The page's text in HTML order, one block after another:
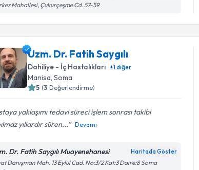
Mahallesi, Çukurçeşme Cd. 57-59
Uzm. Dr. Fatih Saygılı
Dahiliye - İç Hastalıkları +1diğer
Manisa ,Soma
5 (3 Değerlendirme)
yaklaşımı tedavi süreci işlem sonrası takibi
yıllardır süren...
Devamı
Dr. Fatih Saygılı Muayenehanesi Haritada Göster
Danışman Mah. 13 Eylül Cad. No:3/2 Kat:3 Daire:8 Soma